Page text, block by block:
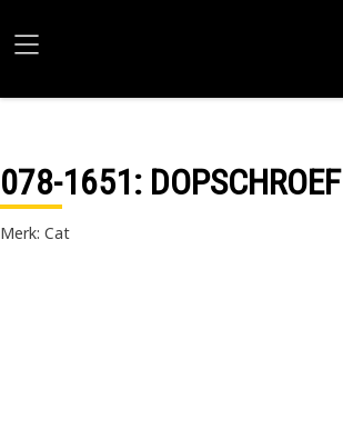
078-1651:
Merk: Cat